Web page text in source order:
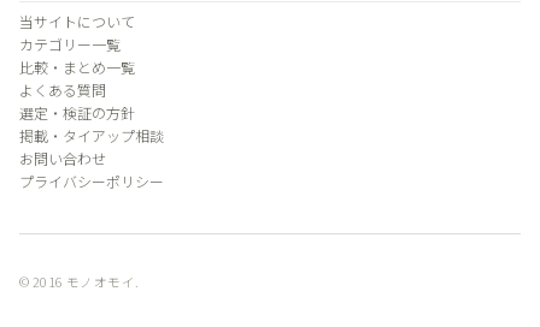
当サイトについて
カテゴリー一覧
比較・まとめ一覧
よくある質問
選定・検証の方針
掲載・タイアップ相談
お問い合わせ
プライバシーポリシー
© 2016 モノオモイ.